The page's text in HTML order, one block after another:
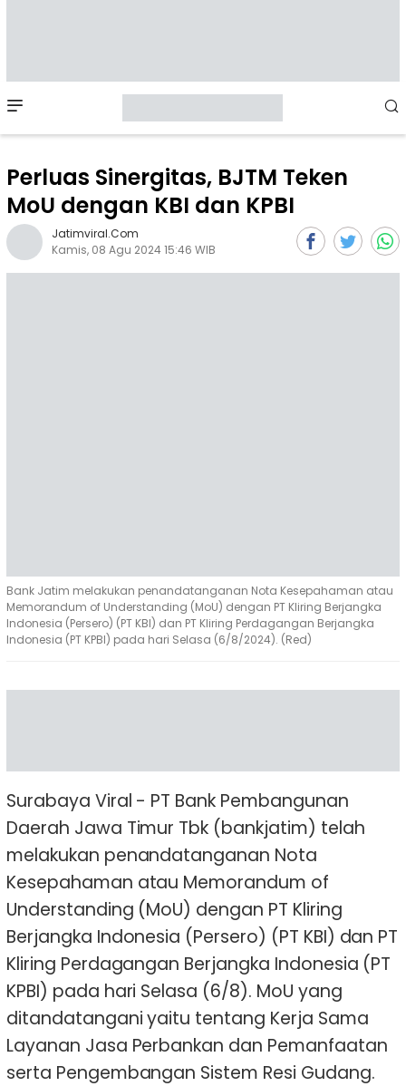
Menu
Perluas Sinergitas, BJTM Teken
MoU dengan KBI dan KPBI
Jatimviral.com
Kamis, 08 Agu 2024 15:46 WIB
Bank Jatim melakukan penandatanganan Nota Kesepahaman atau
Memorandum of Understanding (MoU) dengan PT Kliring Berjangka
Indonesia (Persero) (PT KBI) dan PT Kliring Perdagangan Berjangka
Indonesia (PT KPBI) pada hari Selasa (6/8/2024). (Red)
Surabaya Viral - PT Bank Pembangunan
Daerah Jawa Timur Tbk (bankjatim) telah
melakukan penandatanganan Nota
Kesepahaman atau Memorandum of
Understanding (MoU) dengan PT Kliring
Berjangka Indonesia (Persero) (PT KBI) dan PT
Kliring Perdagangan Berjangka Indonesia (PT
KPBI) pada hari Selasa (6/8). MoU yang
ditandatangani yaitu tentang Kerja Sama
Layanan Jasa Perbankan dan Pemanfaatan
serta Pengembangan Sistem Resi Gudang.